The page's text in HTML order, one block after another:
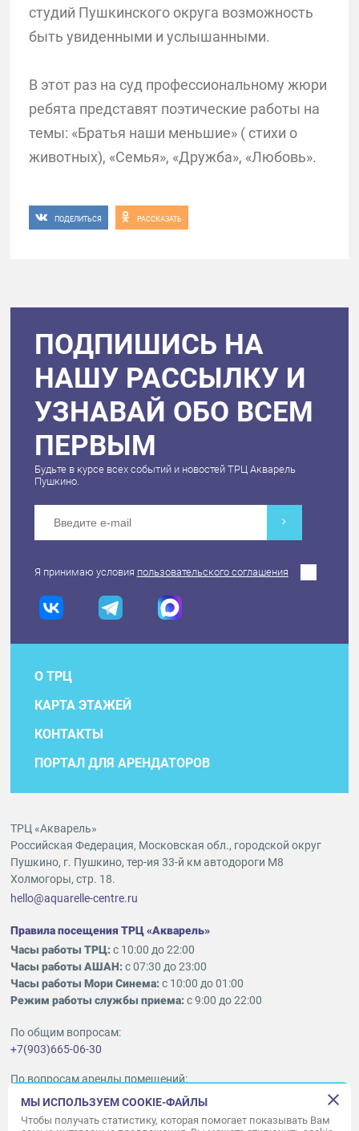
студий Пушкинского округа возможность
быть увиденными и услышанными.
В этот раз на суд профессиональному жюри
ребята представят поэтические работы на
темы: «Братья наши меньшие» ( стихи о
животных), «Семья», «Дружба», «Любовь».
ПОДЕЛИТЬСЯ РАССКАЗАТЬ
ПОДПИШИСЬ НА
НАШУ РАССЫЛКУ И
УЗНАВАЙ ОБО ВСЕМ
ПЕРВЫМ
Будьте в курсе всех событий и новостей ТРЦ Акварель
Пушкино.
Я принимаю условия пользовательского соглашения
О ТРЦ
КАРТА ЭТАЖЕЙ
КОНТАКТЫ
ПОРТАЛ ДЛЯ АРЕНДАТОРОВ
ТРЦ «Акварель»
Российская Федерация, Московская обл., городской округ
Пушкино, г. Пушкино, тер-ия 33-й км автодороги М8
Холмогоры, стр. 18.
hello@aquarelle-centre.ru
Правила посещения ТРЦ «Акварель»
Часы работы ТРЦ:с 10:00 до 22:00
Часы работы АШАН:с 07:30 до 23:00
Часы работы Мори Синема:с 10:00 до 01:00
Режим работы службы приема:с 9:00 до 22:00
По общим вопросам:
+7(903)665-06-30
По вопросам аренды помещений:
ukleykina@nhood.com
+7(903)665-98-78
МЫ ИСПОЛЬЗУЕМ COOKIE-ФАЙЛЫ
Чтобы получать статистику, которая помогает показывать Вам